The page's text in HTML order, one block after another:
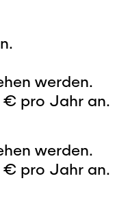
werden.
€ pro Jahr an.
werden.
€ pro Jahr an.